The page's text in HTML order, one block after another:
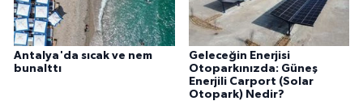
Antalya'da sıcak ve nem
bunalttı
Geleceğin Enerjisi
Otoparkınızda: Güneş
Enerjili Carport (Solar
Otopark) Nedir?